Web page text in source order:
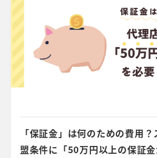
「保証金」は何のための費用
盟条件に「50万円以上の保証